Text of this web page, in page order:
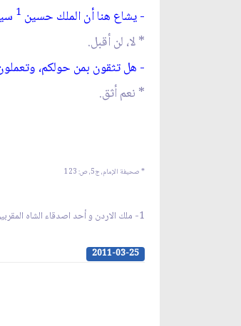
- يشاع هنا أن الملك حسين 1
* لا، لن أقبل.
- هل تثقون بمن حولكم،
* نعم أثق.
* صحيفة الإمام، ج‏5، ص: 123
1- ملك الاردن و أحد اصدقاء الشاه المقربين والحميمين.
2011-03-25